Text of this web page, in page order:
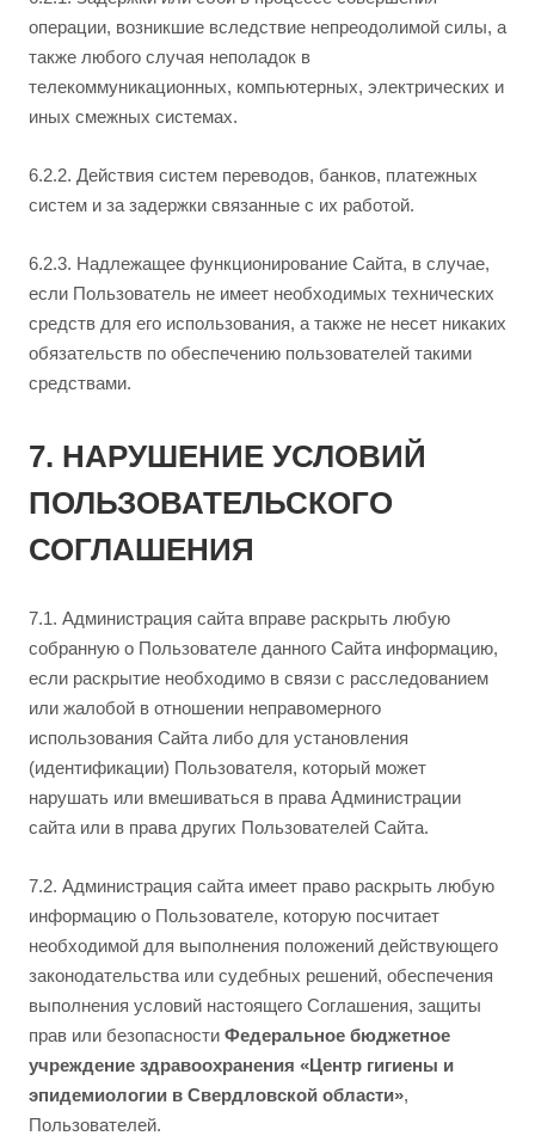
операции, возникшие вследствие непреодолимой силы, а
также любого случая неполадок в
телекоммуникационных, компьютерных, электрических и
иных смежных системах.
6.2.2. Действия систем переводов, банков, платежных
систем и за задержки связанные с их работой.
6.2.3. Надлежащее функционирование Сайта, в случае,
если Пользователь не имеет необходимых технических
средств для его использования, а также не несет никаких
обязательств по обеспечению пользователей такими
средствами.
7. НАРУШЕНИЕ УСЛОВИЙ
ПОЛЬЗОВАТЕЛЬСКОГО
СОГЛАШЕНИЯ
7.1. Администрация сайта вправе раскрыть любую
собранную о Пользователе данного Сайта информацию,
если раскрытие необходимо в связи с расследованием
или жалобой в отношении неправомерного
использования Сайта либо для установления
(идентификации) Пользователя, который может
нарушать или вмешиваться в права Администрации
сайта или в права других Пользователей Сайта.
7.2. Администрация сайта имеет право раскрыть любую
информацию о Пользователе, которую посчитает
необходимой для выполнения положений действующего
законодательства или судебных решений, обеспечения
выполнения условий настоящего Соглашения, защиты
прав или безопасности Федеральное бюджетное
учреждение здравоохранения «Центр гигиены и
эпидемиологии в Свердловской области»,
Пользователей.